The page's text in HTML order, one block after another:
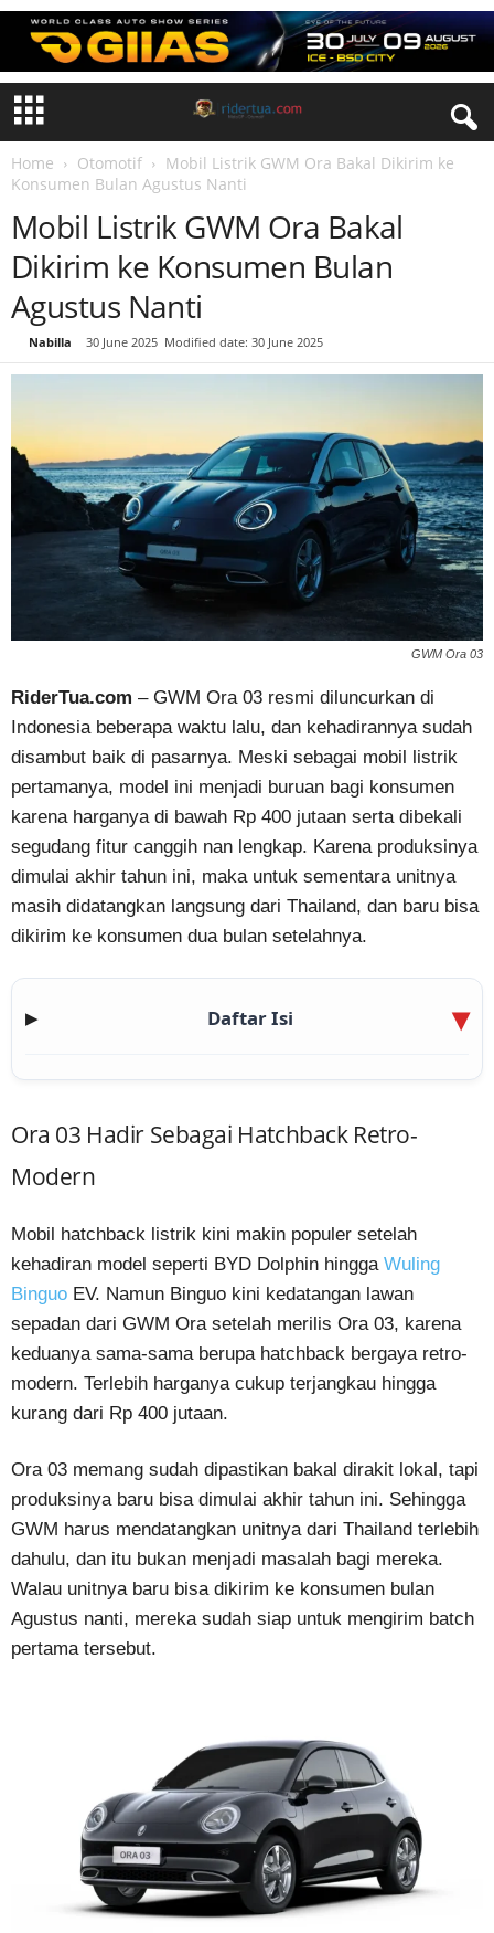
Home Otomotif
Mobil Listrik GWM Ora Bakal Dikirim ke
Konsumen Bulan Agustus Nanti
Mobil Listrik GWM Ora Bakal
Dikirim ke Konsumen Bulan
Agustus Nanti
Nabilla 30 June 2025 Modified date: 30 June 2025
GWM Ora 03
RiderTua.com – GWM Ora 03 resmi diluncurkan di
Indonesia beberapa waktu lalu, dan kehadirannya sudah
disambut baik di pasarnya. Meski sebagai mobil listrik
pertamanya, model ini menjadi buruan bagi konsumen
karena harganya di bawah Rp 400 jutaan serta dibekali
segudang fitur canggih nan lengkap. Karena produksinya
dimulai akhir tahun ini, maka untuk sementara unitnya
masih didatangkan langsung dari Thailand, dan baru bisa
dikirim ke konsumen dua bulan setelahnya.
▶ Daftar Isi
Ora 03 Hadir Sebagai Hatchback Retro-
Modern
Mobil hatchback listrik kini makin populer setelah
kehadiran model seperti BYD Dolphin hingga Wuling
Binguo EV. Namun Binguo kini kedatangan lawan
sepadan dari GWM Ora setelah merilis Ora 03, karena
keduanya sama-sama berupa hatchback bergaya retro-
modern. Terlebih harganya cukup terjangkau hingga
kurang dari Rp 400 jutaan.
Ora 03 memang sudah dipastikan bakal dirakit lokal, tapi
produksinya baru bisa dimulai akhir tahun ini. Sehingga
GWM harus mendatangkan unitnya dari Thailand terlebih
dahulu, dan itu bukan menjadi masalah bagi mereka.
Walau unitnya baru bisa dikirim ke konsumen bulan
Agustus nanti, mereka sudah siap untuk mengirim batch
pertama tersebut.